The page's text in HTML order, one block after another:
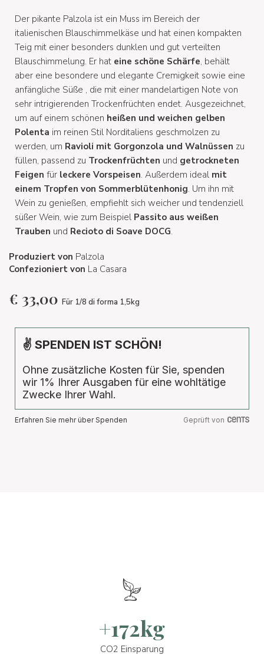
Der pikante Palzola ist ein Muss im Bereich der
italienischen Blauschimmelkäse und hat einen kompakten
Teig mit einer besonders dunklen und gut verteilten
Blauschimmelung. Er hat eine schöne Schärfe, behält
aber eine besondere und elegante Cremigkeit sowie eine
anfängliche Süße , die mit einer mandelartigen Note von
sehr intrigierenden Trockenfrüchten endet. Ausgezeichnet,
um auf einem schönen heißen und weichen gelben
Polenta im reinen Stil Norditaliens geschmolzen zu
werden, um Ravioli mit Gorgonzola und Walnüssen zu
füllen, passend zu Trockenfrüchten und getrockneten
Feigen für leckere Vorspeisen. Außerdem ideal mit
einem Tropfen von Sommerblütenhonig. Um ihn mit
Wein zu genießen, empfiehlt sich weicher und tendenziell
süßer Wein, wie zum Beispiel Passito aus weißen
Trauben und Recioto di Soave DOCG.
Produziert von Palzola
Confezioniert von La Casara
€ 33,00 Für 1/8 di forma 1,5kg
✌ SPENDEN IST SCHÖN!
Ohne zusätzliche Kosten für Sie, spenden
wir 1% Ihrer Ausgaben für eine wohltätige
Zwecke Ihrer Wahl.
Erfahren Sie mehr über Spenden Geprüft von
+172kg
CO2 Einsparung